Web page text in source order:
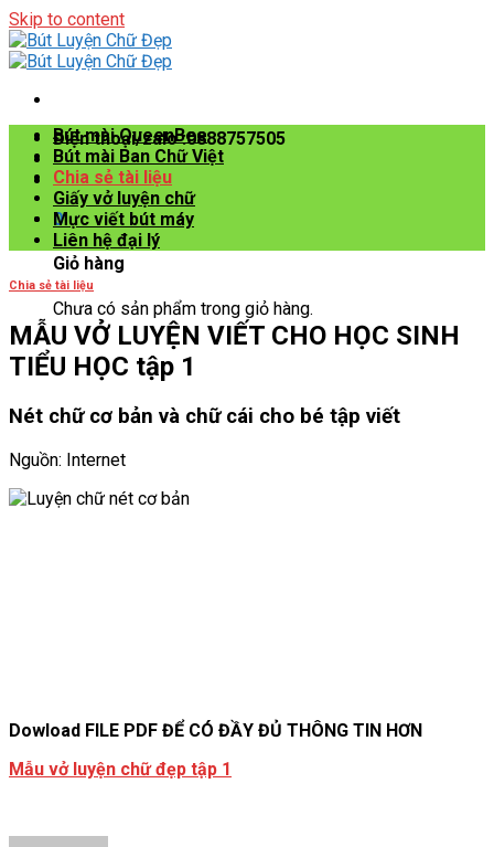
Skip to content
Điện thoại/zalo :0888757505
0
Giỏ hàng
Chưa có sản phẩm trong giỏ hàng.
Bút mài QueenBee
Bút mài Ban Chữ Việt
Chia sẻ tài liệu
Giấy vở luyện chữ
Mực viết bút máy
Liên hệ đại lý
Chia sẻ tài liệu
MẪU VỞ LUYỆN VIẾT CHO HỌC SINH
TIỂU HỌC tập 1
Nét chữ cơ bản và chữ cái cho bé tập viết
Nguồn: Internet
Dowload FILE PDF ĐỂ CÓ ĐẦY ĐỦ THÔNG TIN HƠN
Mẫu vở luyện chữ đẹp tập 1